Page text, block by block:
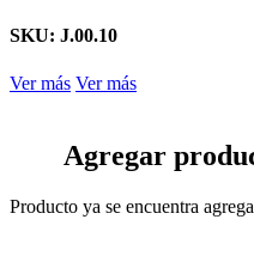
SKU: J.00.10
Ver más Ver más
Agregar
Producto ya se encuentra